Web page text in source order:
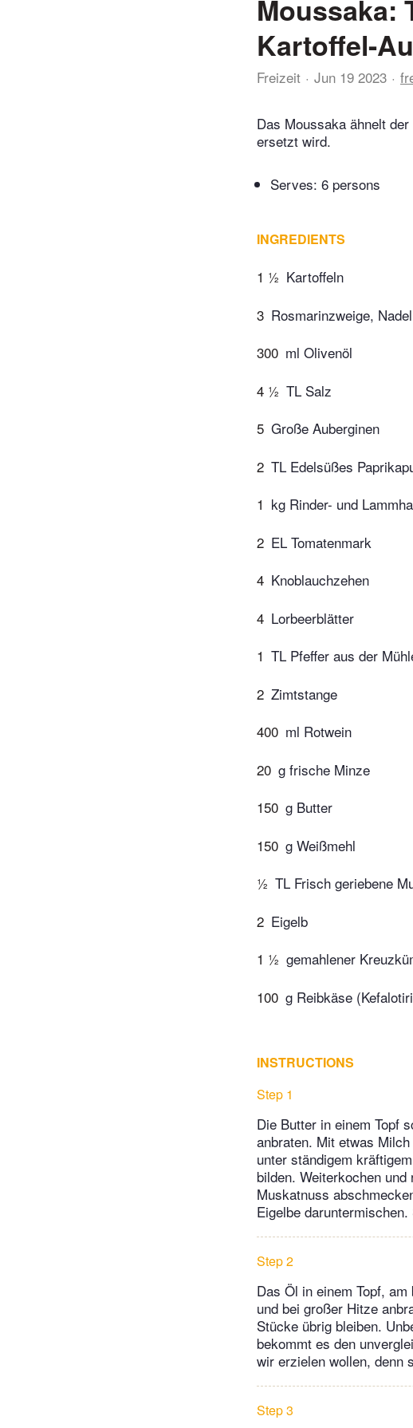
Moussaka:
Kartoffel-
Freizeit Jun 19 2023
Das Moussaka ähnelt
ersetzt wird.
Serves: 6 persons
INGREDIENTS
1 ½ Kartoffeln
3 Rosmarinzweige,
300 ml Olivenöl
4 ½ TL Salz
5 Große Auberginen
2 TL Edelsüßes
1 kg Rinder- und
2 EL Tomatenmark
4 Knoblauchzehen
4 Lorbeerblätter
1 TL Pfeffer aus der
2 Zimtstange
400 ml Rotwein
20 g frische Minze
150 g Butter
150 g Weißmehl
½ TL Frisch geriebene
2 Eigelb
1 ½ gemahlener
100 g Reibkäse
INSTRUCTIONS
Step 1
Die Butter in einem Topf
anbraten. Mit etwas
unter ständigem
bilden. Weiterkochen
Muskatnuss
Eigelbe
Step 2
Das Öl in einem Topf,
und bei großer Hitze
Stücke übrig bleiben.
bekommt es den
wir erzielen wollen, denn
Step 3